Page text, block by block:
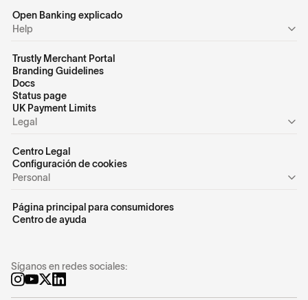
Open Banking explicado
Help
Trustly Merchant Portal
Branding Guidelines
Docs
Status page
UK Payment Limits
Legal
Centro Legal
Configuración de cookies
Personal
Página principal para consumidores
Centro de ayuda
Síganos en redes sociales: